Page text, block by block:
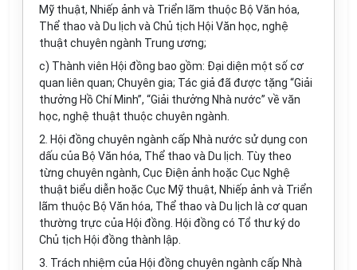
Mỹ thuật, Nhiếp ảnh và Triển lãm thuộc Bộ Văn hóa,
Thể thao và Du lịch và Chủ tịch Hội Văn học, nghệ
thuật chuyên ngành Trung ương;
c) Thành viên Hội đồng bao gồm: Đại diện một số cơ
quan liên quan; Chuyên gia; Tác giả đã được tặng “Giải
thưởng Hồ Chí Minh”, “Giải thưởng Nhà nước” về văn
học, nghệ thuật thuộc chuyên ngành.
2. Hội đồng chuyên ngành cấp Nhà nước sử dụng con
dấu của Bộ Văn hóa, Thể thao và Du lịch. Tùy theo
từng chuyên ngành, Cục Điện ảnh hoặc Cục Nghệ
thuật biểu diễn hoặc Cục Mỹ thuật, Nhiếp ảnh và Triển
lãm thuộc Bộ Văn hóa, Thể thao và Du lịch là cơ quan
thường trực của Hội đồng. Hội đồng có Tổ thư ký do
Chủ tịch Hội đồng thành lập.
3. Trách nhiệm của Hội đồng chuyên ngành cấp Nhà